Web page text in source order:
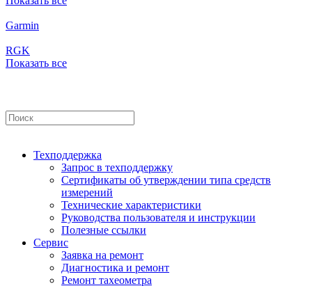
Garmin
RGK
Показать все
Техподдержка
Запрос в техподдержку
Сертификаты об утверждении типа средств
измерений
Технические характеристики
Руководства пользователя и инструкции
Полезные ссылки
Сервис
Заявка на ремонт
Диагностика и ремонт
Ремонт тахеометра